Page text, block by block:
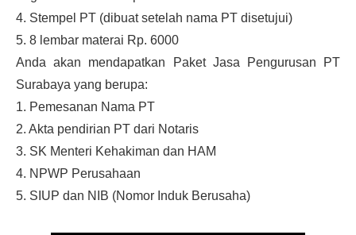
4. Stempel PT (dibuat setelah nama PT disetujui)
5. 8 lembar materai Rp. 6000
Anda akan mendapatkan Paket Jasa Pengurusan PT
Surabaya yang berupa:
1. Pemesanan Nama PT
2. Akta pendirian PT dari Notaris
3. SK Menteri Kehakiman dan HAM
4. NPWP Perusahaan
5. SIUP dan NIB (Nomor Induk Berusaha)